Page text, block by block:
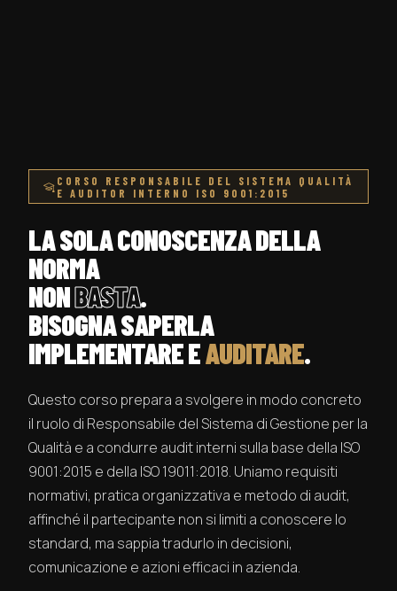
CORSO RESPONSABILE DEL SISTEMA QUALITÀ
E AUDITOR INTERNO ISO 9001:2015
LA SOLA CONOSCENZA DELLA
NORMA
NONBASTA.
BISOGNA SAPERLA
IMPLEMENTARE EAUDITARE.
Questo corso prepara a svolgere in modo concreto
il ruolo di Responsabile del Sistema di Gestione per la
Qualità e a condurre audit interni sulla base della ISO
9001:2015 e della ISO 19011:2018. Uniamo requisiti
normativi, pratica organizzativa e metodo di audit,
affinché il partecipante non si limiti a conoscere lo
standard, ma sappia tradurlo in decisioni,
comunicazione e azioni efficaci in azienda.